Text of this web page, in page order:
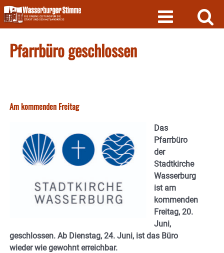
Skip
to
content
Pfarrbüro geschlossen
Am kommenden Freitag
Das
Pfarrbüro
der
Stadtkirche
Wasserburg
ist am
kommenden
Freitag, 20.
Juni,
geschlossen. Ab Dienstag, 24. Juni, ist das Büro
wieder wie gewohnt erreichbar.